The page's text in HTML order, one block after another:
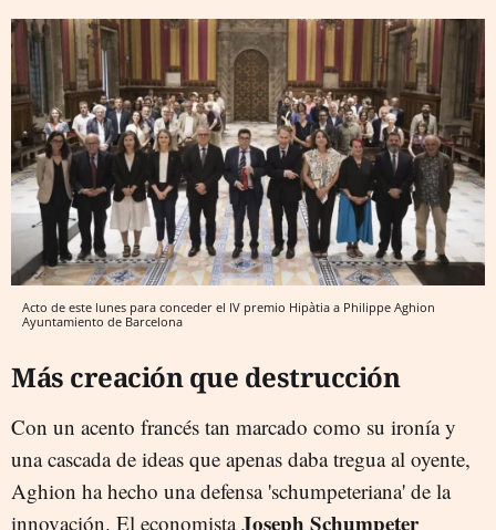
Acto de este lunes para conceder el IV premio Hipàtia a Philippe Aghion
Ayuntamiento de Barcelona
Más creación que destrucción
Con un acento francés tan marcado como su ironía y
una cascada de ideas que apenas daba tregua al oyente,
Aghion ha hecho una defensa 'schumpeteriana' de la
innovación. El economistaJoseph Schumpeter